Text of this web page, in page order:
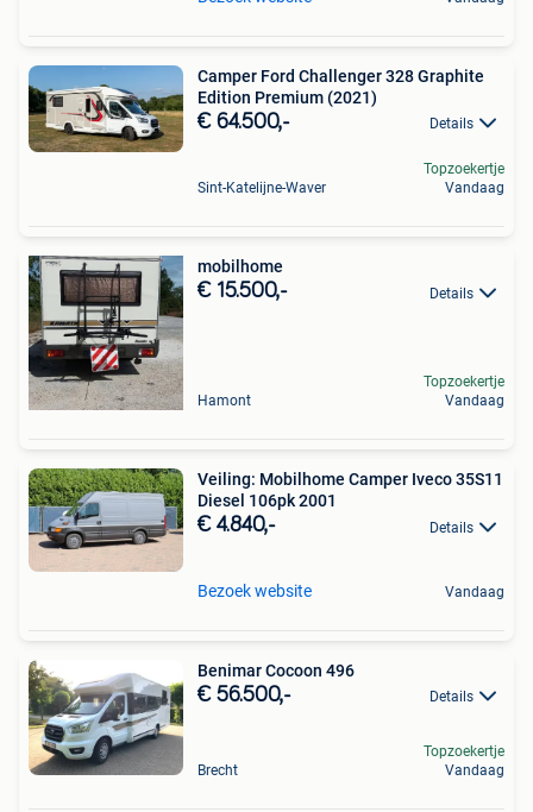
Camper Ford Challenger 328 Graphite
Edition Premium (2021)
€ 64.500,- Details
Sint-Katelijne-Waver
Topzoekertje
Vandaag
mobilhome
€ 15.500,- Details
Hamont
Topzoekertje
Vandaag
Veiling: Mobilhome Camper Iveco 35S11
Diesel 106pk 2001
€ 4.840,- Details
Bezoek website Vandaag
Benimar Cocoon 496
€ 56.500,- Details
Brecht
Topzoekertje
Vandaag